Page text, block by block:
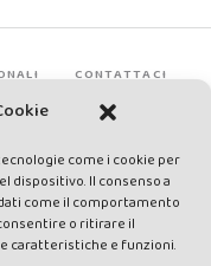
come i cookie per
dispositivo. Il consenso a
come il comportamento
o ritirare il
caratteristiche e funzioni.
CONTATTACI